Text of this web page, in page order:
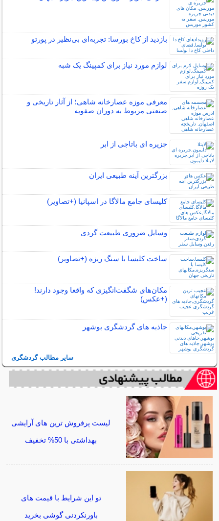
بازدید از کاخ بورسا: تجربه‌ای بی‌نظیر در پورتو
لوازم مورد نیاز برای کمپینگ یک شبه
معرفی موزه عصارخانه شاهی؛ از آثار تاریخی و
صنعتی مربوط به دوران صفویه
جزیره ای باتاجی از ابر
بزرگترین آینه طبیعی ایران
کلیسای جامع مالاگا در اسپانیا (+تصاویر)
وسایل ضروری طبیعت گردی
ساخت کلیسا با سنگ ریزه (+تصاویر)
مکان‌های شگفت‌انگیزی که واقعا وجود دارند!
(+عکس)
جاذبه های گردشگری بوشهر
سایر مطالب گردشگری
لیست پرفروش ترین های آرایشی
بهداشتی با 50% تخفیف
تو این شرایط با قیمت های
باورنکردنی گوشی بخرید